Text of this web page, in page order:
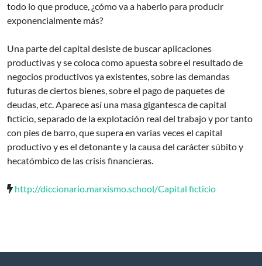
todo lo que produce, ¿cómo va a haberlo para producir
exponencialmente más?
Una parte del capital desiste de buscar aplicaciones
productivas y se coloca como apuesta sobre el resultado de
negocios productivos ya existentes, sobre las demandas
futuras de ciertos bienes, sobre el pago de paquetes de
deudas, etc. Aparece así una masa gigantesca de capital
ficticio, separado de la explotación real del trabajo y por tanto
con pies de barro, que supera en varias veces el capital
productivo y es el detonante y la causa del carácter súbito y
hecatómbico de las crisis financieras.
http://diccionario.marxismo.school/Capital ficticio